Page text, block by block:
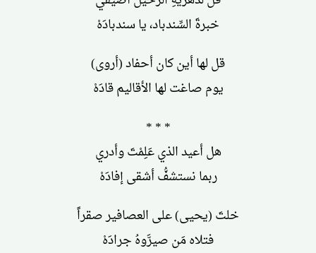
خبرةَ السِّندباد، يا سندبادَهْ
قل لها أين كان أحفاد (أروى)
يوم صاغت لها الأقاليم قادَهْ
* * *
هل أعيد الذي عَلِمْتَ وأدري
ربما نستشفُّ أشقى إفادَهْ
خلتَ (يحيى) على العصافير صقراً
فتلاه مَن صيرَّوهُ جرادَهْ